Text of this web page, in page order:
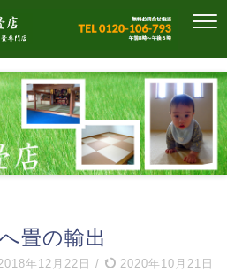
畳の輸出
年12月22日 / 2020年10月21日